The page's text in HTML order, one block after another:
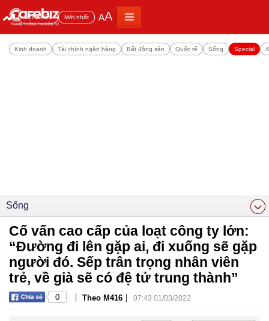
Đọc nhiều Mới nhất AA
Kinh doanh Tài chính ngân hàng Bất động sản Quốc tế Sống Special
Sống
Cố vấn cao cấp của loạt công ty lớn:
“Đường đi lên gặp ai, đi xuống sẽ gặp
người đó. Sếp trân trọng nhân viên
trẻ, về già sẽ có đệ tử trung thành”
0 | Theo M416 | 07:43 01/03/2022